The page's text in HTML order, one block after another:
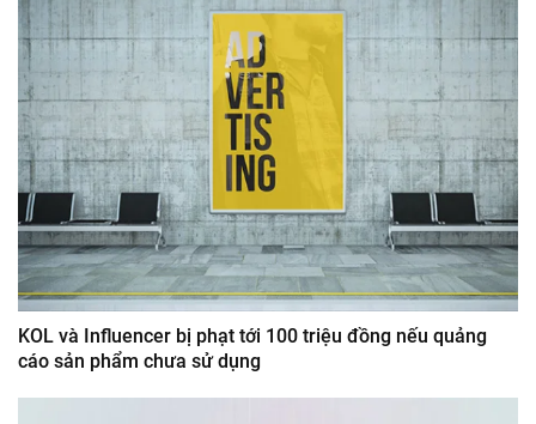
KOL và Influencer bị phạt tới 100 triệu đồng nếu quảng
cáo sản phẩm chưa sử dụng